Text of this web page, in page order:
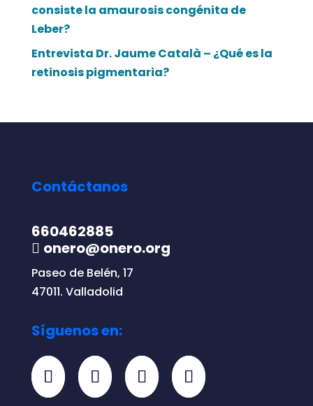
consiste la amaurosis congénita de
Leber?
Entrevista Dr. Jaume Català – ¿Qué es la
retinosis pigmentaria?
Contáctanos
660462885
onero@onero.org
Paseo de Belén, 17
47011. Valladolid
Síguenos en: